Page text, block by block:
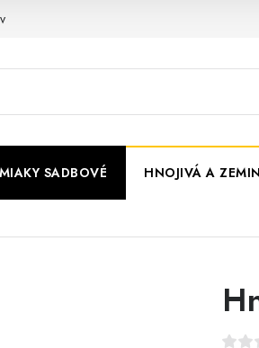
SADBOVÉ HNOJIVÁ A